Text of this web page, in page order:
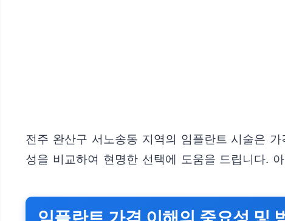
전주 완산구 서노송동 지역의 임플란트 시술은
성을 비교하여 현명한 선택에 도움을 드립니다.